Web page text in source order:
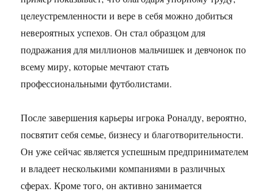
целеустремленности и вере в себя можно добиться
невероятных успехов. Он стал образцом для
подражания для миллионов мальчишек и девчонок по
всему миру, которые мечтают стать
профессиональными футболистами.
После завершения карьеры игрока Роналду, вероятно,
посвятит себя семье, бизнесу и благотворительности.
Он уже сейчас является успешным предпринимателем
и владеет несколькими компаниями в различных
сферах. Кроме того, он активно занимается